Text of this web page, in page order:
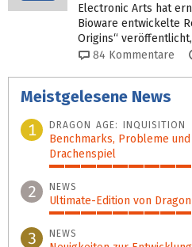
Electronic Arts hat
Bioware entwickelte
Origins“
84 Kommentare
Meistgelesene News
1
DRAGON AGE: INQUISITION
Benchmarks, Probleme
Drachenspiel
100%
2 NEWS
Ultimate-Edition von
90%
3 NEWS